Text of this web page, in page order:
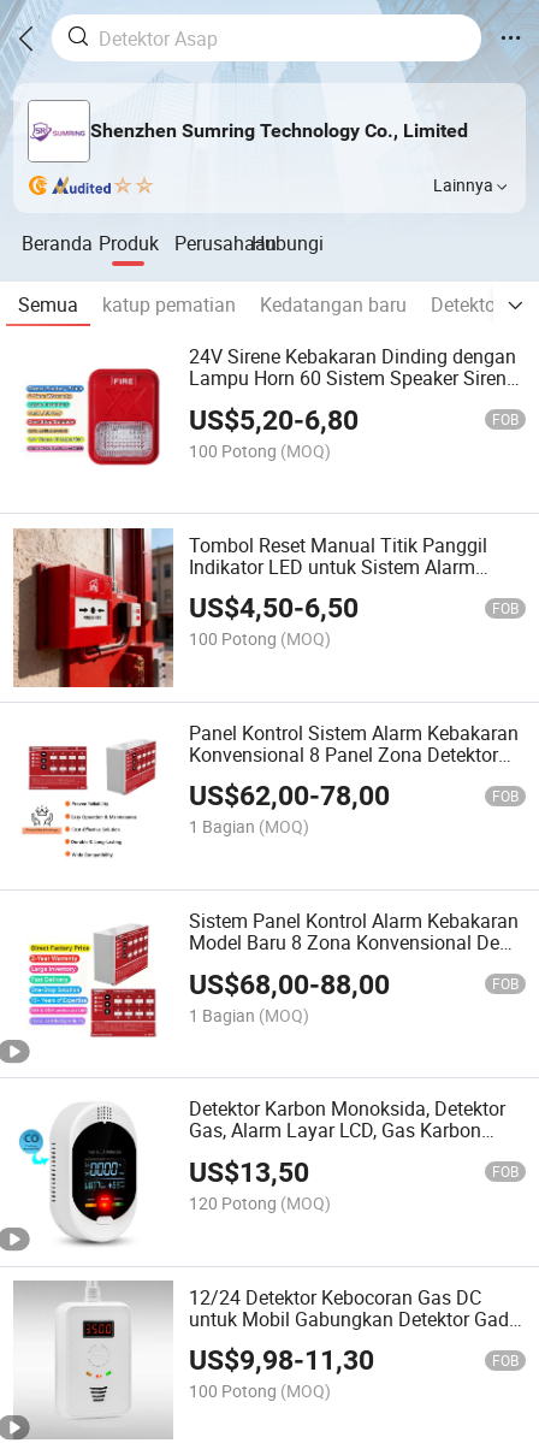
Shenzhen Sumring Technology Co., Limited
Lainnya
Beranda Produk PerusahaanHubungi
Semua katup pematian Kedatangan baru
Detektor
24V Sirene Kebakaran Dinding dengan
Lampu Horn 60 Sistem Speaker Sirene
Intensitas Cahaya Sr-A83
US$5,20-6,80 FOB
100 Potong (MOQ)
Tombol Reset Manual Titik Panggil
Indikator LED untuk Sistem Alarm
Kebakaran DC6-30V
US$4,50-6,50 FOB
100 Potong (MOQ)
Panel Kontrol Sistem Alarm Kebakaran
Konvensional 8 Panel Zona Detektor
Asap
US$62,00-78,00 FOB
1 Bagian (MOQ)
Sistem Panel Kontrol Alarm Kebakaran
Model Baru 8 Zona Konvensional De
US$68,00-88,00 FOB
1 Bagian (MOQ)
Detektor Karbon Monoksida, Detektor
Gas, Alarm Layar LCD, Gas Karbon
Monoksida
US$13,50 FOB
120 Potong (MOQ)
12/24 Detektor Kebocoran Gas DC
untuk Mobil Gabungkan Detektor Gad
+Co untuk RV
US$9,98-11,30 FOB
100 Potong (MOQ)